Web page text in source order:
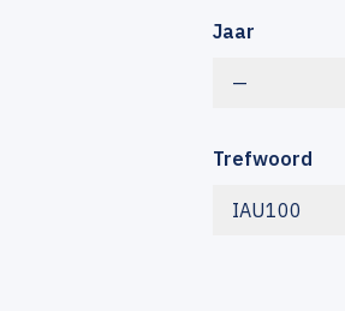
Jaar
—
Trefwoord
IAU100